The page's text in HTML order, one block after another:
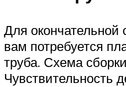
Для окончательной
вам потребуется
труба. Схема
Чувствительность